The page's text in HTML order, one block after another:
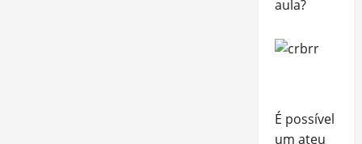
aula?
É possível
um ateu